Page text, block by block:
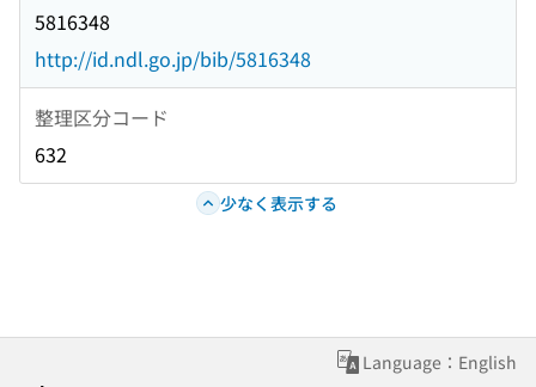
5816348
http://id.ndl.go.jp/bib/5816348
整理区分コード
632
少なく表示する
Language：English